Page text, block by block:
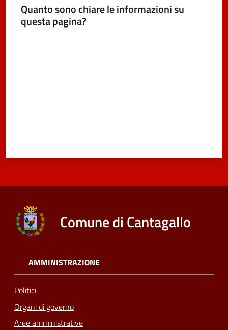
Seguici
Quanto sono chiare le informazioni su
questa pagina?
Comune di Cantagallo
AMMINISTRAZIONE
Politici
Organi di governo
Aree amministrative